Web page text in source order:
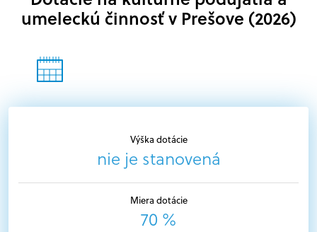
Výška dotácie
nie je stanovená
Miera dotácie
70 %
umeleckú činnosť v Prešove (2026)